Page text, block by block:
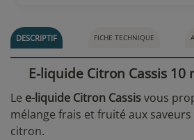
DESCRIPTIF FICHE TECHNIQUE
E-liquide Citron Cassis 10
Le e-liquide Citron Cassisvous
mélange frais et fruité aux saveurs
citron.